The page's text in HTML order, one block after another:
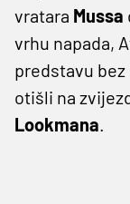
vratara Mussa
vrhu napada,
predstavu
otišli na
Lookmana.